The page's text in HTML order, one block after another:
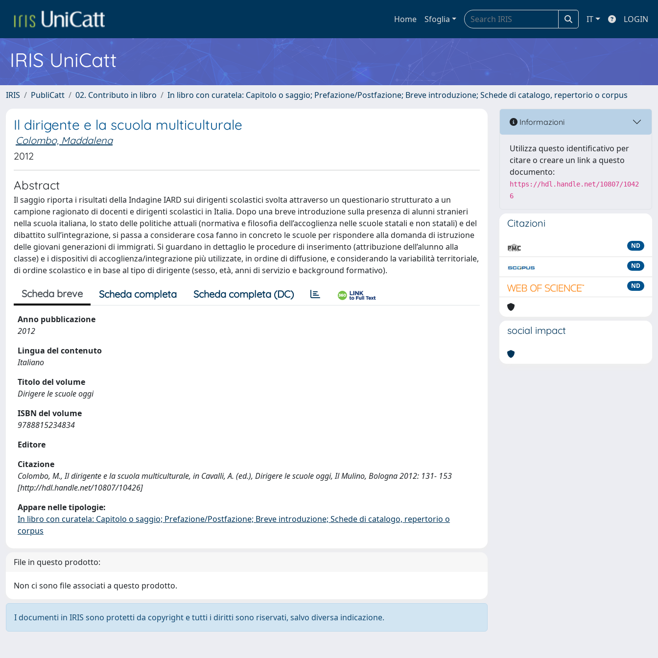
Home Sfoglia IT LOGIN
IRIS UniCatt
IRIS PubliCatt 02. Contributo in libro In libro con curatela: Capitolo o saggio; Prefazione/Postfazione; Breve introduzione; Schede di catalogo, repertorio o corpus
Il dirigente e la scuola multiculturale
Colombo, Maddalena
2012
Abstract
Il saggio riporta i risultati della Indagine IARD sui dirigenti scolastici svolta attraverso un questionario strutturato a un
campione ragionato di docenti e dirigenti scolastici in Italia. Dopo una breve introduzione sulla presenza di alunni stranieri
nella scuola italiana, lo stato delle politiche attuali (normativa e filosofia dell’accoglienza nelle scuole statali e non statali) e del
dibattito sull’integrazione, si passa a considerare cosa fanno in concreto le scuole per rispondere alla domanda di istruzione
delle giovani generazioni di immigrati. Si guardano in dettaglio le procedure di inserimento (attribuzione dell’alunno alla
classe) e i dispositivi di accoglienza/integrazione più utilizzate, in ordine di diffusione, e considerando la variabilità territoriale,
di ordine scolastico e in base al tipo di dirigente (sesso, età, anni di servizio e background formativo).
Scheda breve Scheda completa Scheda completa (DC)
Anno pubblicazione
2012
Lingua del contenuto
Italiano
Titolo del volume
Dirigere le scuole oggi
ISBN del volume
9788815234834
Editore
Citazione
Colombo, M., Il dirigente e la scuola multiculturale, in Cavalli, A. (ed.), Dirigere le scuole oggi, Il Mulino, Bologna 2012: 131- 153
[http://hdl.handle.net/10807/10426]
Appare nelle tipologie:
In libro con curatela: Capitolo o saggio; Prefazione/Postfazione; Breve introduzione; Schede di catalogo, repertorio o
corpus
File in questo prodotto:
Non ci sono file associati a questo prodotto.
I documenti in IRIS sono protetti da copyright e tutti i diritti sono riservati, salvo diversa indicazione.
Informazioni
Utilizza questo identificativo per
citare o creare un link a questo
documento:
https://hdl.handle.net/10807/1042
6
Citazioni
ND
ND
ND
social impact